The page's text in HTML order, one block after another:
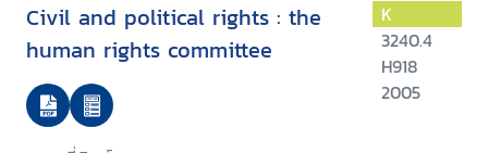
Civil and political rights : the
human rights committee
K
3240.4
H918
2005